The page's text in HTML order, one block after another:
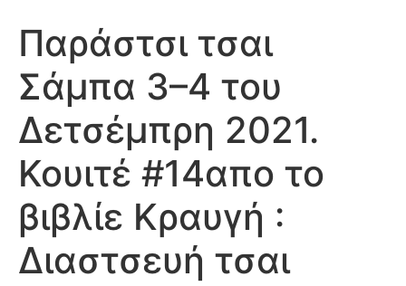
Παράστσι τσαι
Σάμπα 3–4 του
Δετσέμπρη 2021.
Κουιτέ #14απο το
βιβλίε Κραυγή :
Διαστσευή τσαι